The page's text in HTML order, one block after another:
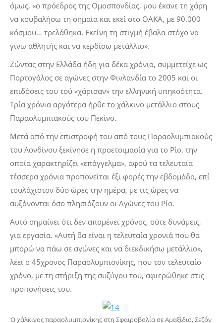
όμως, «ο πρόεδρος της Ομοσπονδίας, μου έκανε τη χάρη
να κουβαλήσω τη σημαία και εκεί στο ΟΑΚΑ, με 90.000
κόσμου… τρελάθηκα. Εκείνη τη στιγμή έβαλα στόχο να
γίνω αθλητής και να κερδίσω μετάλλιο».
Ζώντας στην Ελλάδα ήδη για δέκα χρόνια, συμμετείχε ως
Πορτογάλος σε αγώνες στην Φινλανδία το 2005 και οι
επιδόσεις του τού «χάρισαν» την ελληνική υπηκοότητα.
Τρία χρόνια αργότερα ήρθε το χάλκινο μετάλλιο στους
Παραολυμπιακούς του Πεκίνο.
Μετά από την επιστροφή του από τους Παραολυμπιακούς
του Λονδίνου ξεκίνησε η προετοιμασία για το Ρίο, την
οποία χαρακτηρίζει «επάγγελμα», αφού τα τελευταία
τέσσερα χρόνια προπονείται έξι φορές την εβδομάδα, επί
τουλάχιστον δύο ώρες την ημέρα, με τις ώρες να
αυξάνονται όσο πλησιάζουν οι Αγώνες του Ρίο.
Αυτό σημαίνει ότι δεν απομένει χρόνος, ούτε δυνάμεις,
για εργασία. «Αυτή θα είναι η τελευταία χρονιά που θα
μπορώ να πάω σε αγώνες και να διεκδικήσω μετάλλιο»,
λέει ο 45χρονος Παραολυμπιονίκης, που τον τελευταίο
χρόνο, με τη στήριξη της συζύγου του, αφιερώθηκε στις
προπονήσεις του.
Ο χάλκινος παραολυμπιονίκης στη Σφαιροβολία σε Αμαξίδιο, Σεζόν